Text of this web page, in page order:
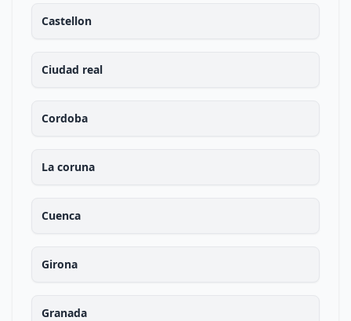
Castellon
Ciudad real
Cordoba
La coruna
Cuenca
Girona
Granada